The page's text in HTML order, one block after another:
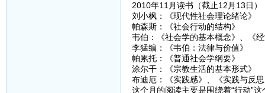
2010年11月读书（截止12月13日）
刘小枫：《现代性社会理论绪论》
帕森斯：《社会行动的结构》
韦伯：《社会学的基本概念》、《
李猛编：《韦伯：法律与价值》
帕累托：《普通社会学纲要》
涂尔干：《宗教生活的基本形式》
布迪厄：《实践感》、《实践与反
这个月的阅读主要是围绕着“行动”